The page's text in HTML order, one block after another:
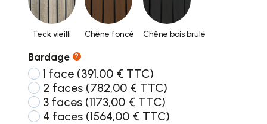
Teck vieilli Chêne foncé Chêne bois brulé
Bardage ?
1 face (391,00 € TTC)
2 faces (782,00 € TTC)
3 faces (1173,00 € TTC)
4 faces (1564,00 € TTC)